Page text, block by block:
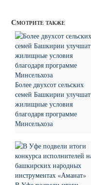
Смотрите также
Более двухсот сельских
семей Башкирии улучшат
жилищные условия
благодаря программе
Минсельхоза